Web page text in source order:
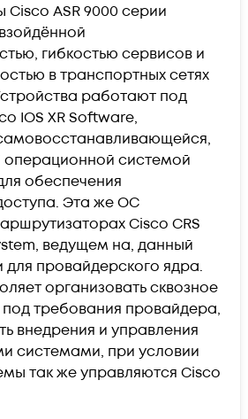
ASR 9000 серии
гибкостью сервисов и
в транспортных сетях
работают под
IOS XR Software,
системой
обеспечения
Эта же ОС
Cisco CRS
ведущем на, данный
провайдерского ядра.
организовать сквозное
требования провайдера,
внедрения и управления
системами, при условии
так же управляются Cisco